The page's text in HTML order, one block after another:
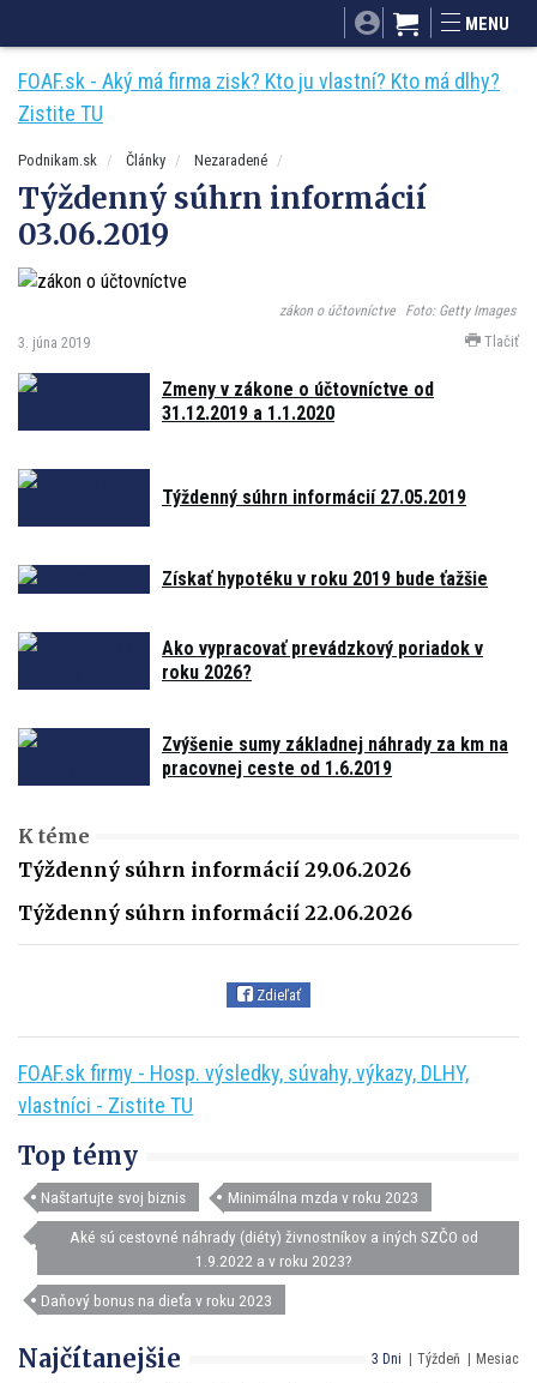
Mnamky-recepty.sk
MENU
FOAF.sk - Aký má firma zisk? Kto ju vlastní? Kto má dlhy?
Zistite TU
Podnikam.sk Články Nezaradené
Týždenný súhrn informácií
03.06.2019
zákon o účtovníctve Foto: Getty Images
3. júna 2019 Tlačiť
Zmeny v zákone o účtovníctve od
31.12.2019 a 1.1.2020
Týždenný súhrn informácií 27.05.2019
Získať hypotéku v roku 2019 bude ťažšie
Ako vypracovať prevádzkový poriadok v
roku 2026?
Zvýšenie sumy základnej náhrady za km na
pracovnej ceste od 1.6.2019
K téme
Týždenný súhrn informácií 29.06.2026
Týždenný súhrn informácií 22.06.2026
Zdieľať
FOAF.sk firmy - Hosp. výsledky, súvahy, výkazy, DLHY,
vlastníci - Zistite TU
Top témy
Naštartujte svoj biznis Minimálna mzda v roku 2023
Aké sú cestovné náhrady (diéty) živnostníkov a iných SZČO od
1.9.2022 a v roku 2023?
Daňový bonus na dieťa v roku 2023
3 Dni Týždeň Mesiac
Najčítanejšie